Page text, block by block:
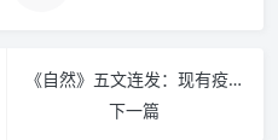
《自然》五文连发：现有疫苗和抗体对奥密克戎效果不容乐观
下一篇